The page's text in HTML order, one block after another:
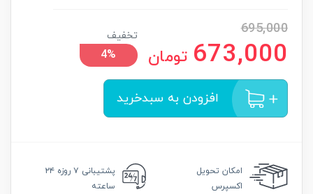
695,000
673,000 تومان
تخفیف
4%
افزودن به سبدخرید
امکان تحویل
اکسپرس
پشتیبانی
۷ روزه ۲۴
ساعته